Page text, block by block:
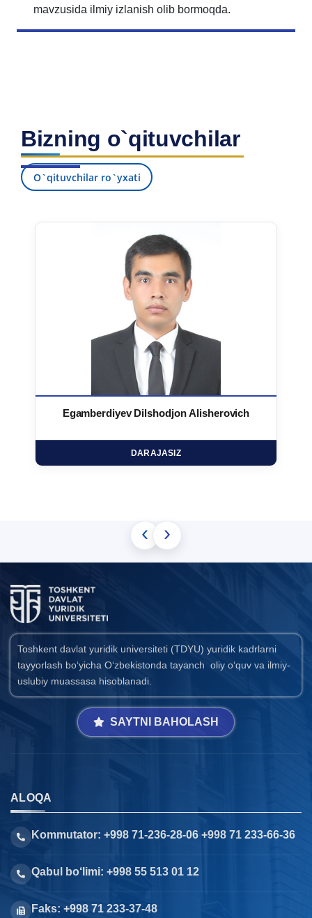
mavzusida ilmiy izlanish olib bormoqda.
Bizning o`qituvchilar
O`qituvchilar ro`yxati
Egamberdiyev Dilshodjon Alisherovich
DARAJASIZ
‹ ›
Toshkent davlat yuridik universiteti (TDYU) yuridik kadrlarni
tayyorlash bo‘yicha O‘zbekistonda tayanch oliy o‘quv va ilmiy-
uslubiy muassasa hisoblanadi.
SAYTNI BAHOLASH
ALOQA
Kommutator: +998 71-236-28-06 +998 71 233-66-36
Qabul bo‘limi: +998 55 513 01 12
Faks: +998 71 233-37-48